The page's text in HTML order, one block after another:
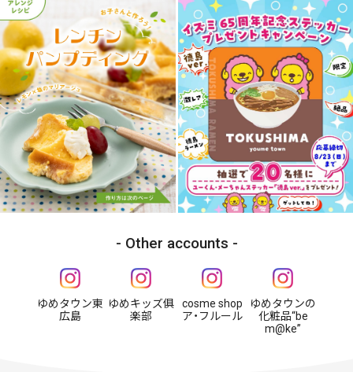
Other accounts
ゆめタウン東
広島
ゆめキッズ俱
楽部
cosme shop
ア・フルール
ゆめタウンの
化粧品“be
m@ke”